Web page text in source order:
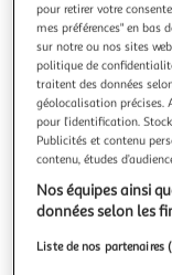
5.0
ADEQWAT
Porte-cartes
Modèle
Type de
usage : Protection
En savoir +
Vous
pour retirer votre
mes préférences" en bas
sur notre ou nos sites
politique de
traitent des données
géolocalisation précises.
pour l’identification.
Publicités et contenu
contenu, études
Nos équipes ainsi
données selon les
Liste de nos partenaires